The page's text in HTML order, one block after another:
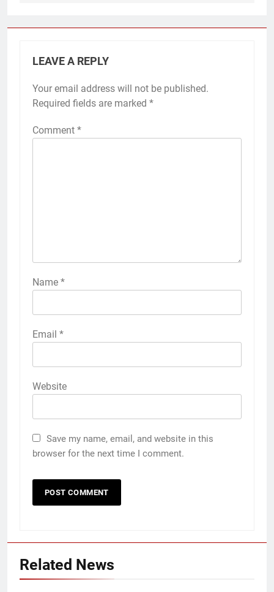
LEAVE A REPLY
Your email address will not be published.
Required fields are marked *
Comment *
Name *
Email *
Website
Save my name, email, and website in this
browser for the next time I comment.
Related News